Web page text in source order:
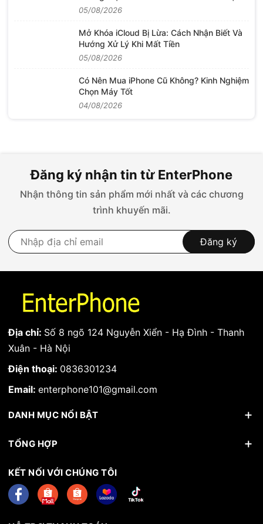
05/08/2026
Mở Khóa iCloud Bị Lừa: Cách Nhận Biết Và
Hướng Xử Lý Khi Mất Tiền
05/08/2026
Có Nên Mua iPhone Cũ Không? Kinh Nghiệm
Chọn Máy Tốt
04/08/2026
Đăng ký nhận tin từ EnterPhone
Nhận thông tin sản phẩm mới nhất và các chương
trình khuyến mãi.
Đăng ký
Địa chỉ: Số 8 ngõ 124 Nguyễn Xiển - Hạ Đình - Thanh
Xuân - Hà Nội
Điện thoại: 0836301234
Email: enterphone101@gmail.com
DANH MỤC NỔI BẬT
TỔNG HỢP
KẾT NỐI VỚI CHÚNG TÔI